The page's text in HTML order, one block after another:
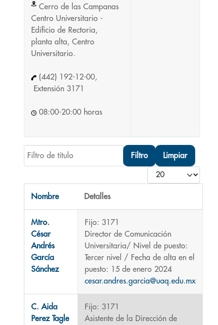
Cerro de las Campanas
Centro Universitario -
Edificio de Rectoria,
planta alta, Centro
Universitario.
(442) 192-12-00,
Extensión 3171
08:00-20:00 horas
Filtro de título
Filtro Limpiar
Cantidad
Nombre Detalles
Mtro.
César
Andrés
García
Sánchez
Fijo: 3171
Director de Comunicación
Universitaria/ Nivel de puesto:
Tercer nivel / Fecha de alta en el
puesto: 15 de enero 2024
cesar.andres.garcia@uaq.edu.mx
C. Aida
Perez Tagle
Fijo: 3171
Asistente de la Dirección de